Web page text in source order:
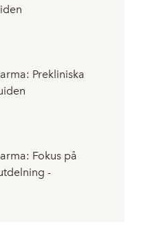
Prekliniska
Fokus på
-